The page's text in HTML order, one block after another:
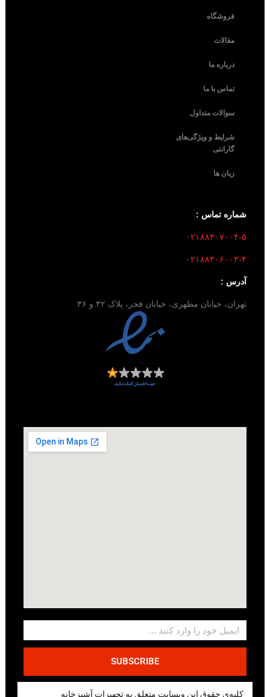
فروشگاه
مقالات
درباره ما
تماس با ما
سوالات متداول
شرایط و ویژگی‌های
گارانتی
زبان ها
شماره تماس :
۰۲۱۸۸۳۰۷۰۰۴-۵
۰۲۱۸۸۳۰۶۰۰۳-۴
آدرس :
تهران، خیابان مطهری، خیابان فجر، پلاک ۳۲ و ۳۶
SUBSCRIBE
کلیه‌ی حقوق این وبسایت متعلق به تجهیزات آشپزخانه